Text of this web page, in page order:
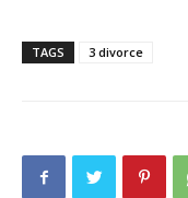
TAGS 3 divorce